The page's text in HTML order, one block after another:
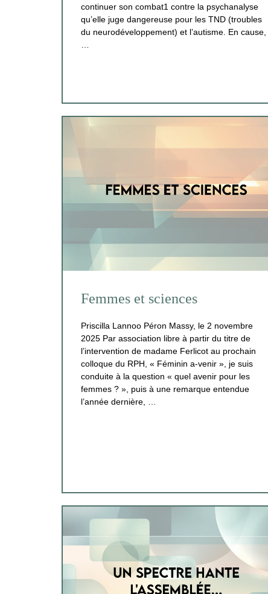
continuer son combat1 contre la psychanalyse
qu’elle juge dangereuse pour les TND (troubles
du neurodéveloppement) et l’autisme. En cause,
Femmes et sciences
Priscilla Lannoo Péron Massy, le 2 novembre
2025 Par association libre à partir du titre de
l’intervention de madame Ferlicot au prochain
colloque du RPH, « Féminin a‑venir », je suis
conduite à la question « quel avenir pour les
femmes ? », puis à une remarque entendue
l’année dernière, …